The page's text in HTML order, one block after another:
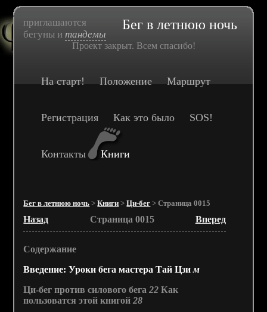
приглашаются
бегуны итандемы
Бег в летнюю ночь
Проект закрыт. Всем спасибо!
На старт! Положение Маршрут
Регистрация Как это было SOS!
Контакты Книги
Бег в летнюю ночь >Книги >Ци-бег > Страница 0015
Назад Страница 0015 Вперед
Содержание
Введение: Уроки бега мастера Тай Цзим
Ци-бег против силового бега 22Как
пользоватся этой книгой 28